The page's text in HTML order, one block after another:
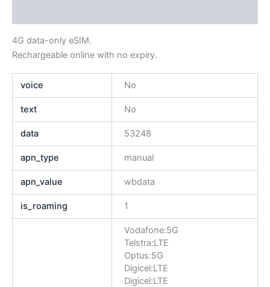
4G data-only eSIM.
Rechargeable online with no expiry.
voice No
text No
data 53248
apn_type manual
apn_value wbdata
is_roaming 1
Vodafone:5G
Telstra:LTE
Optus:5G
Digicel:LTE
Digicel:LTE